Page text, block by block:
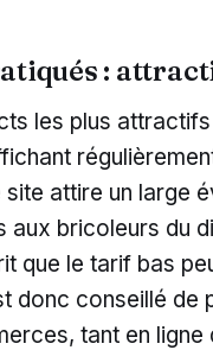
:
les plus
attire un large
aux bricoleurs du
que le tarif bas
donc conseillé
tant en ligne